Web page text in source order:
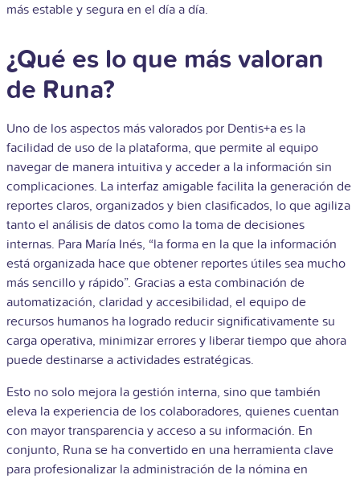
más estable y segura en el día a día.
¿Qué es lo que más valoran
de Runa?
Uno de los aspectos más valorados por Dentis+a es la
facilidad de uso de la plataforma, que permite al equipo
navegar de manera intuitiva y acceder a la información sin
complicaciones. La interfaz amigable facilita la generación de
reportes claros, organizados y bien clasificados, lo que agiliza
tanto el análisis de datos como la toma de decisiones
internas. Para María Inés, “la forma en la que la información
está organizada hace que obtener reportes útiles sea mucho
más sencillo y rápido”. Gracias a esta combinación de
automatización, claridad y accesibilidad, el equipo de
recursos humanos ha logrado reducir significativamente su
carga operativa, minimizar errores y liberar tiempo que ahora
puede destinarse a actividades estratégicas.
Esto no solo mejora la gestión interna, sino que también
eleva la experiencia de los colaboradores, quienes cuentan
con mayor transparencia y acceso a su información. En
conjunto, Runa se ha convertido en una herramienta clave
para profesionalizar la administración de la nómina en